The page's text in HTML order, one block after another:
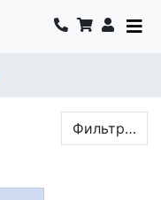
Фильтр…